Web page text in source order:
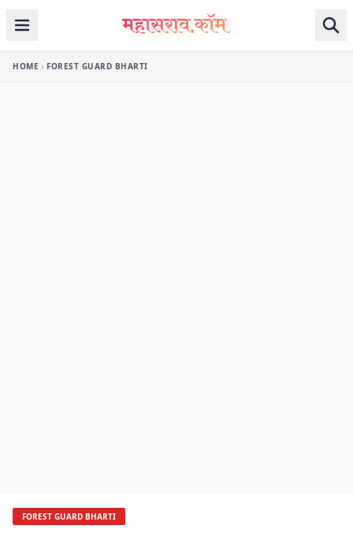
Skip to content
HOME FOREST GUARD BHARTI
FOREST GUARD BHARTI